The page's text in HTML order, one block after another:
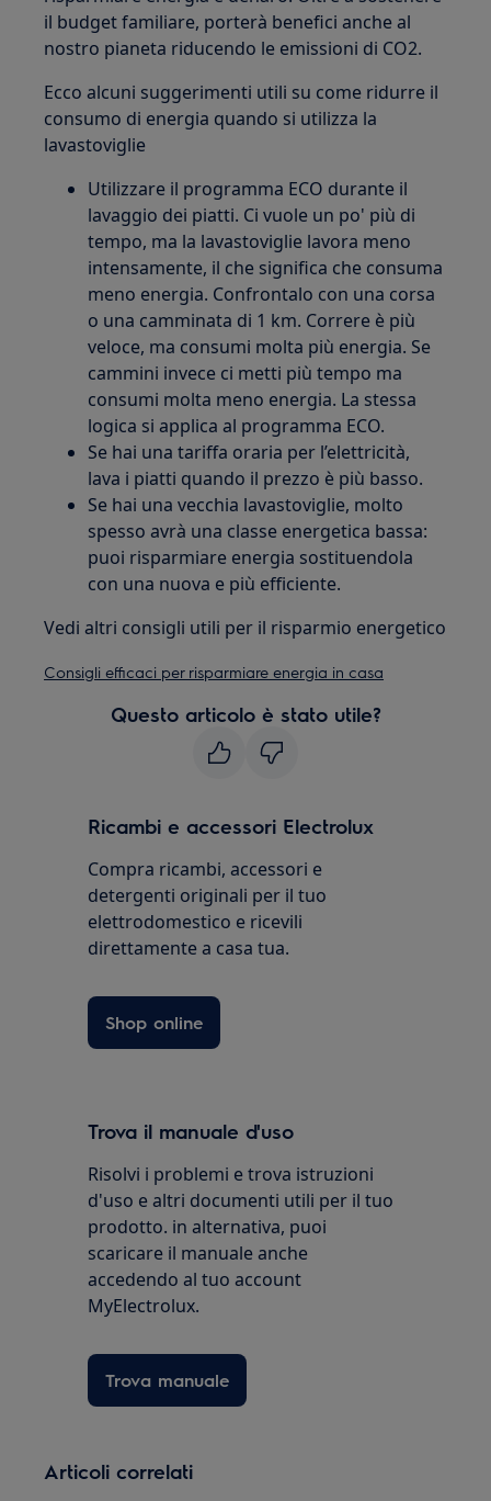
il budget familiare, porterà benefici anche al
nostro pianeta riducendo le emissioni di CO2.
Ecco alcuni suggerimenti utili su come ridurre il
consumo di energia quando si utilizza la
lavastoviglie
Utilizzare il programma ECO durante il
lavaggio dei piatti. Ci vuole un po' più di
tempo, ma la lavastoviglie lavora meno
intensamente, il che significa che consuma
meno energia. Confrontalo con una corsa
o una camminata di 1 km. Correre è più
veloce, ma consumi molta più energia. Se
cammini invece ci metti più tempo ma
consumi molta meno energia. La stessa
logica si applica al programma ECO.
Se hai una tariffa oraria per l’elettricità,
lava i piatti quando il prezzo è più basso.
Se hai una vecchia lavastoviglie, molto
spesso avrà una classe energetica bassa:
puoi risparmiare energia sostituendola
con una nuova e più efficiente.
Vedi altri consigli utili per il risparmio energetico
Consigli efficaci per risparmiare energia in casa
Questo articolo è stato utile?
Ricambi e accessori Electrolux
Compra ricambi, accessori e
detergenti originali per il tuo
elettrodomestico e ricevili
direttamente a casa tua.
Shop online
Trova il manuale d'uso
Risolvi i problemi e trova istruzioni
d'uso e altri documenti utili per il tuo
prodotto. in alternativa, puoi
scaricare il manuale anche
accedendo al tuo account
MyElectrolux.
Trova manuale
Articoli correlati